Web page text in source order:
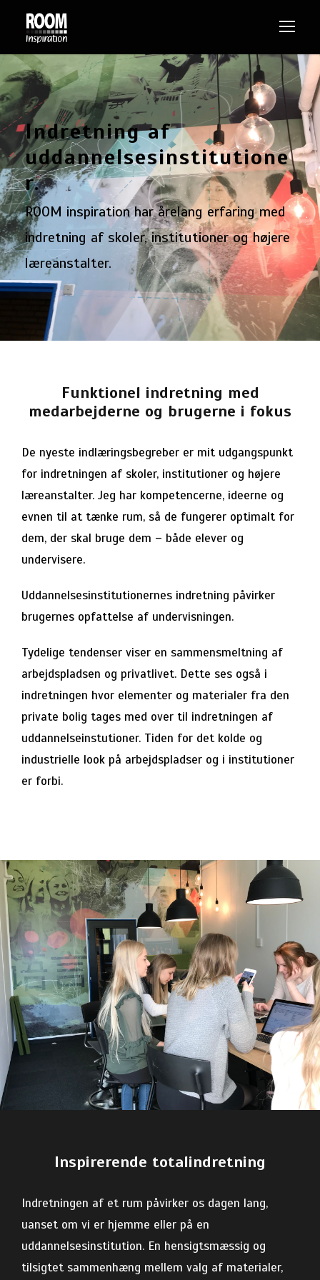
Indretning af
uddannelsesinstitutione
r.
ROOM inspiration har årelang erfaring med
indretning af skoler, institutioner og højere
læreanstalter.
Funktionel indretning med
medarbejderne og brugerne i fokus
De nyeste indlæringsbegreber er mit udgangspunkt
for indretningen af skoler, institutioner og højere
læreanstalter. Jeg har kompetencerne, ideerne og
evnen til at tænke rum, så de fungerer optimalt for
dem, der skal bruge dem – både elever og
undervisere.
Uddannelsesinstitutionernes indretning påvirker
brugernes opfattelse af undervisningen.
Tydelige tendenser viser en sammensmeltning af
arbejdspladsen og privatlivet. Dette ses også i
indretningen hvor elementer og materialer fra den
private bolig tages med over til indretningen af
uddannelseinstutioner. Tiden for det kolde og
industrielle look på arbejdspladser og i institutioner
er forbi.
Inspirerende totalindretning
Indretningen af et rum påvirker os dagen lang,
uanset om vi er hjemme eller på en
uddannelsesinstitution. En hensigtsmæssig og
tilsigtet sammenhæng mellem valg af materialer,